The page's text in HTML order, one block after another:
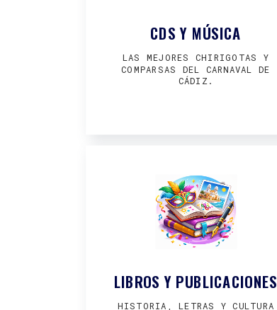
CDS Y MÚSICA
LAS MEJORES CHIRIGOTAS Y
COMPARSAS DEL CARNAVAL DE
CÁDIZ.
LIBROS Y PUBLICACIONES
HISTORIA, LETRAS Y CULTURA